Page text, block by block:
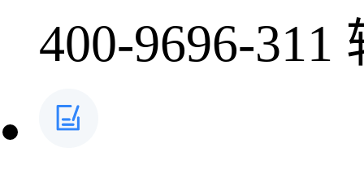
400-9696-311